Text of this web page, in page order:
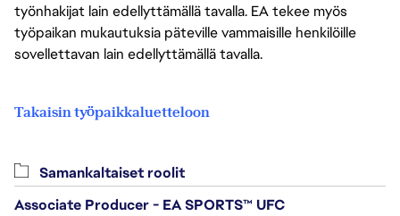
työnhakijat lain edellyttämällä tavalla. EA tekee myös
työpaikan mukautuksia päteville vammaisille henkilöille
sovellettavan lain edellyttämällä tavalla.
Takaisin työpaikkaluetteloon
Samankaltaiset roolit
Associate Producer - EA SPORTS™ UFC